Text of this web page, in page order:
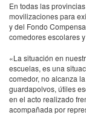
En todas las
movilizaciones para
y del Fondo
comedores escolares
«La situación en
escuelas, es una
comedor, no alcanza
guardapolvos, útiles
en el acto realizado
acompañada por